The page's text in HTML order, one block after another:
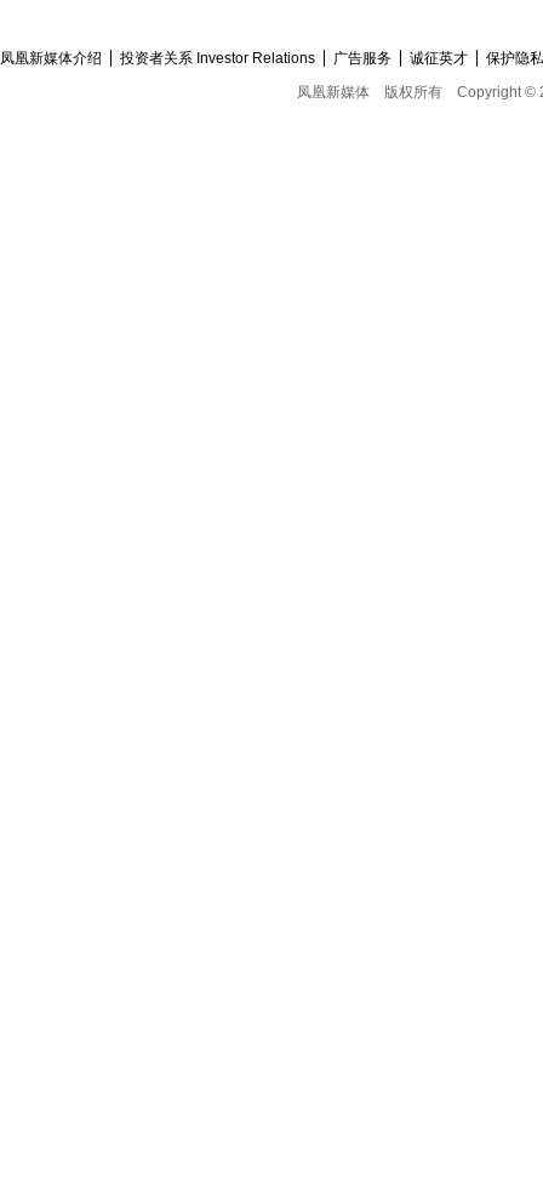
凤凰新媒体介绍 投资者关系 Investor Relations 广告服务 诚征英才
保护隐
凤凰新媒体
版权所有 Copyright ©